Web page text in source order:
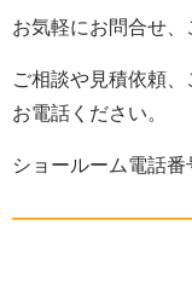
お気軽にお問合せ、
ご相談や見積依頼
お電話ください。
ショールーム電話番